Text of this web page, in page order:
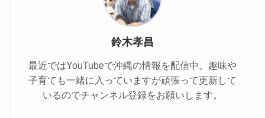
鈴木孝昌
最近ではYouTubeで沖縄の情報を配信中。趣味や
子育ても一緒に入っていますが頑張って更新して
いるのでチャンネル登録をお願いします。